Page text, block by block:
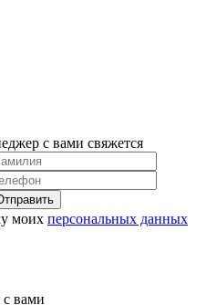
с вами свяжется
моих персональных данных
с вами